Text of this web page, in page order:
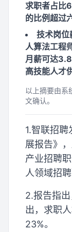
求职者占比
的比例超过
技术岗位
人算法工程
月薪可达
高技能人才
以上摘要由系
文确认。
1.智联招
展报告》
产业招聘
人领域招
2.报告指
出，求职
23%。